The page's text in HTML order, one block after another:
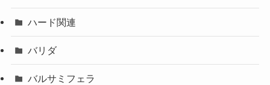
ハード関連
バリダ
バルサミフェラ